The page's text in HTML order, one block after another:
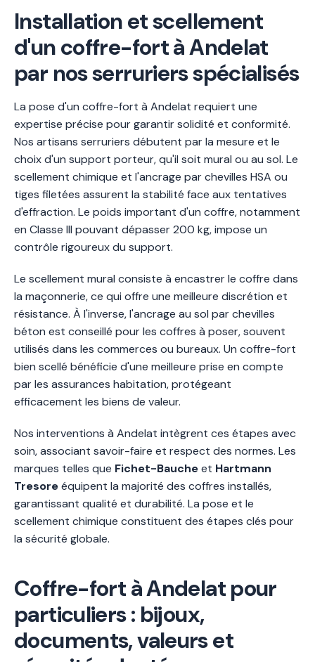
Installation et scellement
d'un coffre-fort à Andelat
par nos serruriers spécialisés
La pose d'un coffre-fort à Andelat requiert une
expertise précise pour garantir solidité et conformité.
Nos artisans serruriers débutent par la mesure et le
choix d'un support porteur, qu'il soit mural ou au sol. Le
scellement chimique et l'ancrage par chevilles HSA ou
tiges filetées assurent la stabilité face aux tentatives
d'effraction. Le poids important d'un coffre, notamment
en Classe III pouvant dépasser 200 kg, impose un
contrôle rigoureux du support.
Le scellement mural consiste à encastrer le coffre dans
la maçonnerie, ce qui offre une meilleure discrétion et
résistance. À l'inverse, l'ancrage au sol par chevilles
béton est conseillé pour les coffres à poser, souvent
utilisés dans les commerces ou bureaux. Un coffre-fort
bien scellé bénéficie d'une meilleure prise en compte
par les assurances habitation, protégeant
efficacement les biens de valeur.
Nos interventions à Andelat intègrent ces étapes avec
soin, associant savoir-faire et respect des normes. Les
marques telles que Fichet-Baucheet Hartmann
Tresoreéquipent la majorité des coffres installés,
garantissant qualité et durabilité. La pose et le
scellement chimique constituent des étapes clés pour
la sécurité globale.
Coffre-fort à Andelat pour
particuliers : bijoux,
documents, valeurs et